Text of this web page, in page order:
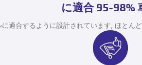
に適合 95-98%
適合するように設計されています, ほとん